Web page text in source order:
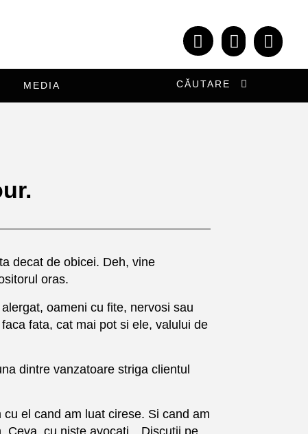
CĂUTARE
MEDIA
decat de obicei. Deh, vine
oras.
oameni cu fite, nervosi sau
fata, cat mai pot si ele, valului de
dintre vanzatoare striga clientul
el cand am luat cirese. Si cand am